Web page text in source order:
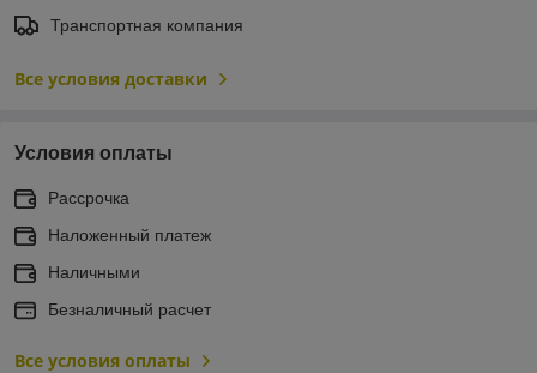
Транспортная компания
Все условия доставки
Условия оплаты
Рассрочка
Наложенный платеж
Наличными
Безналичный расчет
Все условия оплаты